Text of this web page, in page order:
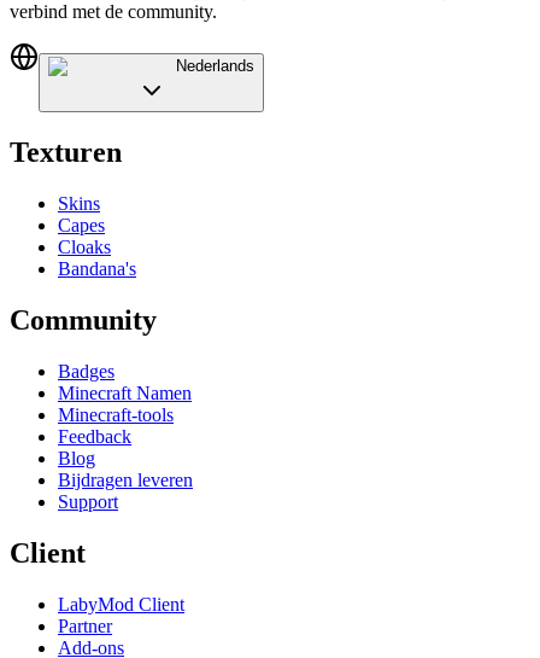
verbind met de community.
Nederlands
Texturen
Skins
Capes
Cloaks
Bandana's
Community
Badges
Minecraft Namen
Minecraft-tools
Feedback
Blog
Bijdragen leveren
Support
Client
LabyMod Client
Partner
Add-ons